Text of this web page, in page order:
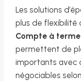
Les solutions
plus de flexibilité
Compte à
permettent de
importants avec
négociables